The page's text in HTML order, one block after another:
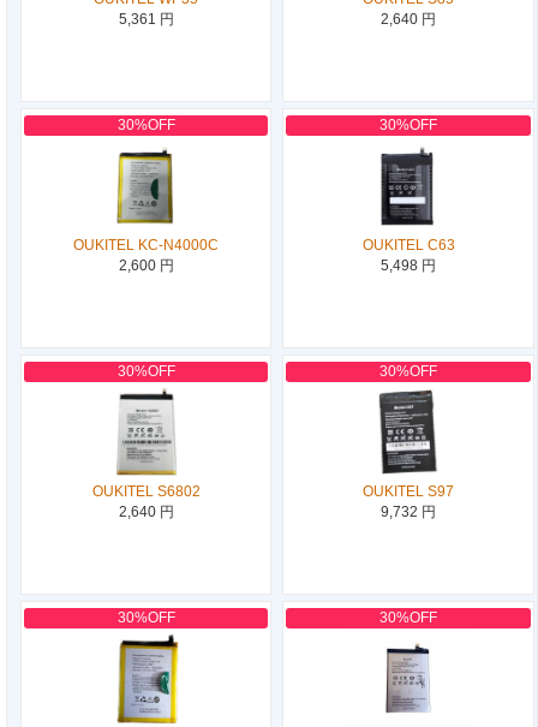
5,361 円
2,640 円
30%OFF
OUKITEL KC-N4000C
2,600 円
30%OFF
OUKITEL C63
5,498 円
30%OFF
OUKITEL S6802
2,640 円
30%OFF
OUKITEL S97
9,732 円
30%OFF 30%OFF